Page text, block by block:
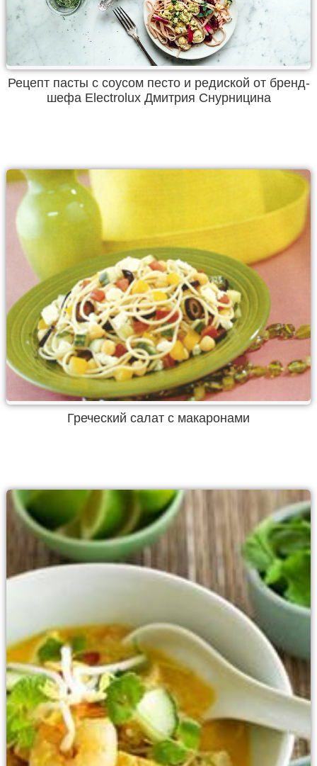
Рецепт пасты с соусом песто и редиской от бренд-
шефа Electrolux Дмитрия Снурницина
Греческий салат с макаронами